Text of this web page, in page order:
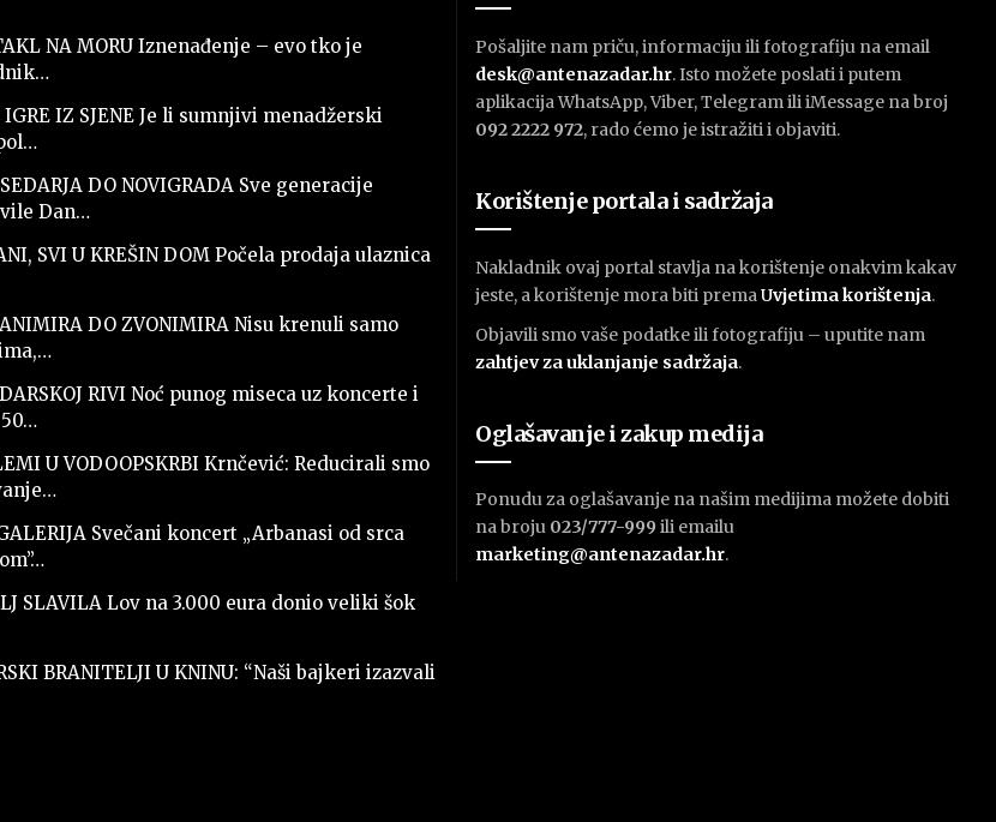
NA MORU Iznenađenje – evo tko je
IGRE IZ SJENE Je li sumnjivi menadžerski
DO NOVIGRADA Sve generacije
Dan…
SVI U KREŠIN DOM Počela prodaja ulaznica
DO ZVONIMIRA Nisu krenuli samo
RIVI Noć punog miseca uz koncerte i
U VODOOPSKRBI Krnčević: Reducirali smo
Svečani koncert „Arbanasi od srca
SLAVILA Lov na 3.000 eura donio veliki šok
BRANITELJI U KNINU: “Naši bajkeri izazvali
Pošaljite nam priču, informaciju ili fotografiju na email
desk@antenazadar.hr. Isto možete poslati i putem
aplikacija WhatsApp, Viber, Telegram ili iMessage na broj
092 2222 972, rado ćemo je istražiti i objaviti.
Korištenje portala i sadržaja
Nakladnik ovaj portal stavlja na korištenje onakvim kakav
jeste, a korištenje mora biti premaUvjetima korištenja.
Objavili smo vaše podatke ili fotografiju – uputite nam
zahtjev za uklanjanje sadržaja.
Oglašavanje i zakup medija
Ponudu za oglašavanje na našim medijima možete dobiti
na broju 023/777-999 ili emailu
marketing@antenazadar.hr.